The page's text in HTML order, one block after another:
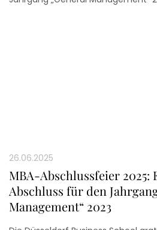
26.06.2025
MBA-Abschlussfeier
Abschluss für den
Management“ 2023